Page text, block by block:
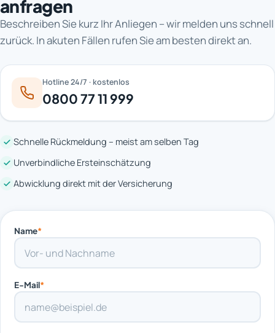
anfragen
Beschreiben Sie kurz Ihr Anliegen – wir melden uns schnell
zurück. In akuten Fällen rufen Sie am besten direkt an.
Hotline 24/7 · kostenlos
0800 77 11 999
Schnelle Rückmeldung – meist am selben Tag
Unverbindliche Ersteinschätzung
Abwicklung direkt mit der Versicherung
Name*
E-Mail*